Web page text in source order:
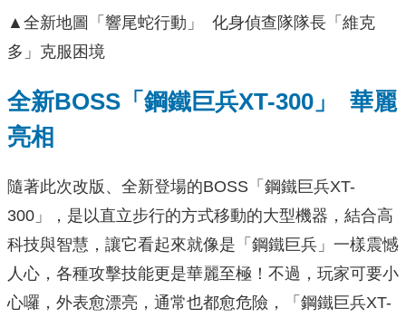
▲全新地圖「響尾蛇行動」 化身偵查隊隊長「維克
多」克服困境
全新BOSS「鋼鐵巨兵XT-300」 華麗
亮相
隨著此次改版、全新登場的BOSS「鋼鐵巨兵XT-
300」，是以直立步行的方式移動的大型機器，結合高
科技與智慧，讓它看起來就像是「鋼鐵巨兵」一樣震憾
人心，各種攻擊技能更是華麗至極！不過，玩家可要小
心囉，外表愈漂亮，通常也都愈危險，「鋼鐵巨兵XT-